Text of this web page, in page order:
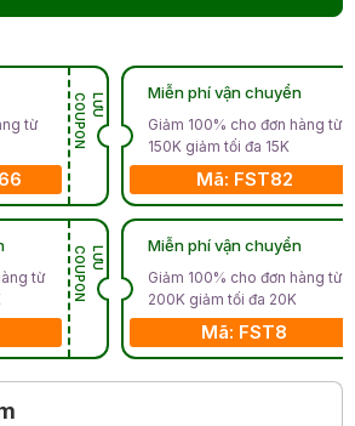
từ
L
Ư
U
C
O
U
P
O
N
từ
L
Ư
U
C
O
U
P
O
N
Miễn phí vận chuyển
Giảm 100% cho đơn hàng từ
150K giảm tối đa 15K
Mã: FST82
Miễn phí vận chuyển
Giảm 100% cho đơn hàng từ
200K giảm tối đa 20K
Mã: FST8